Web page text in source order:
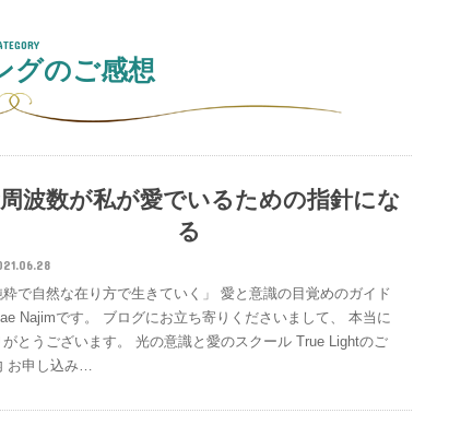
グのご感想
波数が私が愛でいるための指針にな
る
粋で自然な在り方で生きていく」 愛と意識の目覚めのガイド
Najimです。 ブログにお立ち寄りくださいまして、 本当に
がとうございます。 光の意識と愛のスクール True Lightのご
お申し込み…